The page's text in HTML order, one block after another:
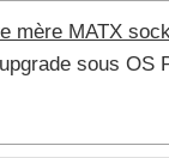
mère MATX
sous OS